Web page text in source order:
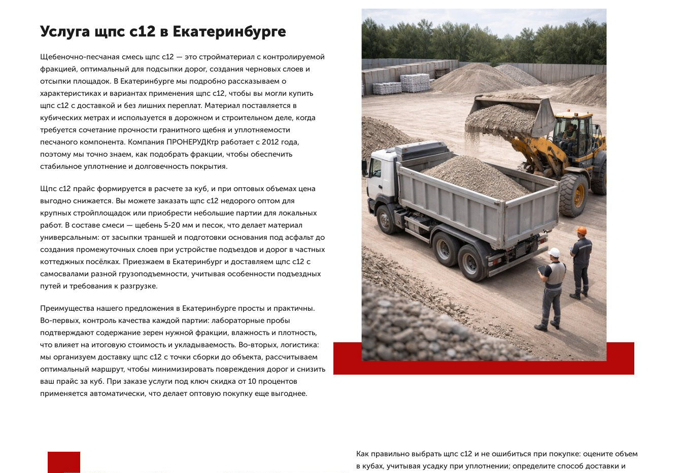
Услуга щпс с12 в Екатеринбурге
Щебеночно-песчаная смесь щпс с12 — это стройматериал с контролируемой
фракцией, оптимальный для подсыпки дорог, создания черновых слоев и
отсыпки площадок. В Екатеринбурге мы подробно рассказываем о
характеристиках и вариантах применения щпс с12, чтобы вы могли купить
щпс с12 с доставкой и без лишних переплат. Материал поставляется в
кубических метрах и используется в дорожном и строительном деле, когда
требуется сочетание прочности гранитного щебня и уплотняемости
песчаного компонента. Компания ПРОНЕРУДКтр работает с 2012 года,
поэтому мы точно знаем, как подобрать фракции, чтобы обеспечить
стабильное уплотнение и долговечность покрытия.
Щпс с12 прайс формируется в расчете за куб, и при оптовых объемах цена
выгодно снижается. Вы можете заказать щпс с12 недорого оптом для
крупных стройплощадок или приобрести небольшие партии для локальных
работ. В составе смеси — щебень 5-20 мм и песок, что делает материал
универсальным: от засыпки траншей и подготовки основания под асфальт до
создания промежуточных слоев при устройстве подъездов и дорог в частных
коттеджных посёлках. Приезжаем в Екатеринбург и доставляем щпс с12 с
самосвалами разной грузоподъемности, учитывая особенности подъездных
путей и требования к разгрузке.
Преимущества нашего предложения в Екатеринбурге просты и практичны.
Во-первых, контроль качества каждой партии: лабораторные пробы
подтверждают содержание зерен нужной фракции, влажность и плотность,
что влияет на итоговую стоимость и укладываемость. Во-вторых, логистика:
мы организуем доставку щпс с12 с точки сборки до объекта, рассчитываем
оптимальный маршрут, чтобы минимизировать повреждения дорог и снизить
ваш прайс за куб. При заказе услуги под ключ скидка от 10 процентов
применяется автоматически, что делает оптовую покупку еще выгоднее.
Как правильно выбрать щпс с12 и не ошибиться при покупке: оцените объем
в кубах, учитывая усадку при уплотнении; определите способ доставки и